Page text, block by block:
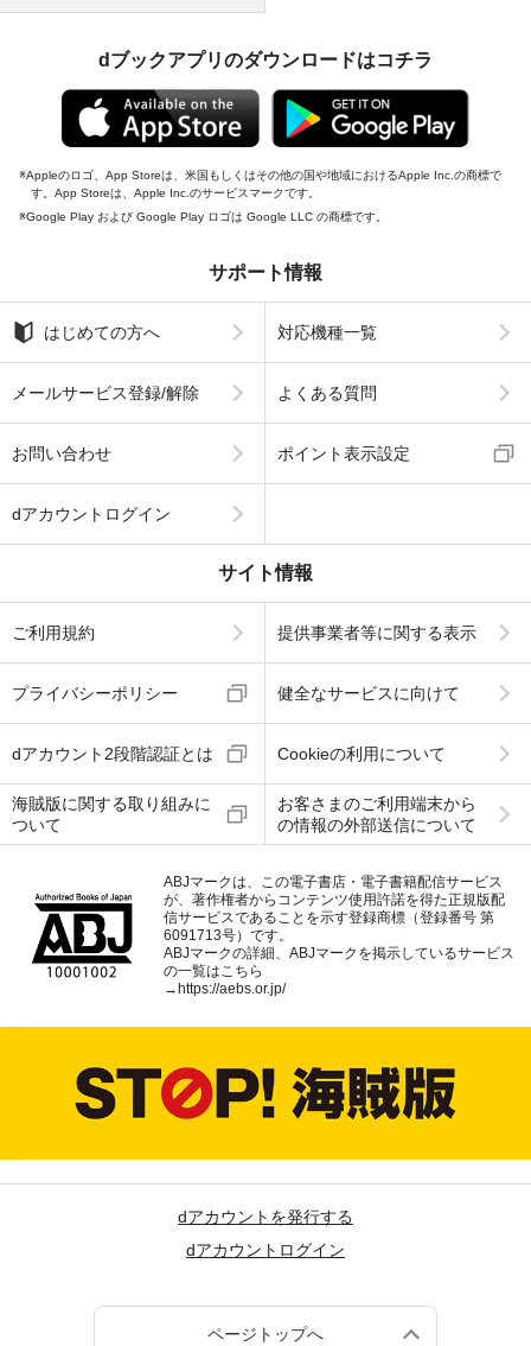
dブックアプリのダウンロードはコチラ
Appleのロゴ、App Storeは、米国もしくはその他の国や地域におけるApple Inc.の商標で
す。App Storeは、Apple Inc.のサービスマークです。
Google Play および Google Play ロゴは Google LLC の商標です。
サポート情報
はじめての方へ 対応機種一覧
メールサービス登録/解除 よくある質問
お問い合わせ ポイント表示設定
dアカウントログイン
サイト情報
ご利用規約 提供事業者等に関する表示
プライバシーポリシー 健全なサービスに向けて
dアカウント2段階認証とは Cookieの利用について
海賊版に関する取り組みに
ついて
お客さまのご利用端末から
の情報の外部送信について
ABJマークは、この電子書店・電子書籍配信サービス
が、著作権者からコンテンツ使用許諾を得た正規版配
信サービスであることを示す登録商標（登録番号 第
6091713号）です。
ABJマークの詳細、ABJマークを掲示しているサービス
の一覧はこちら
→ https://aebs.or.jp/
dアカウントを発行する
dアカウントログイン
ページトップへ